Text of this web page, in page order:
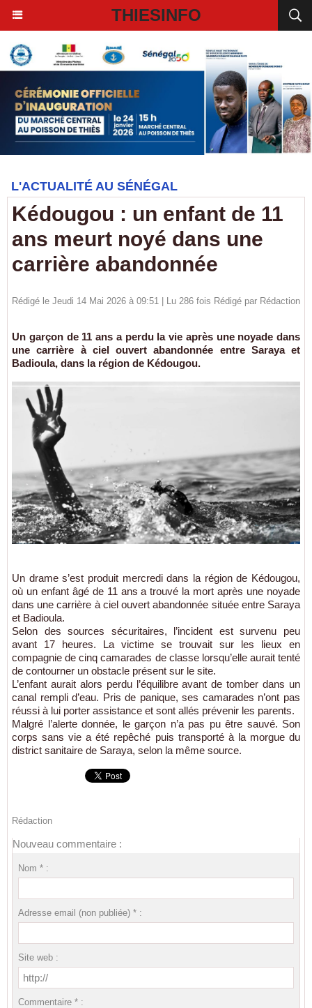
THIESINFO
L'ACTUALITÉ AU SÉNÉGAL
Kédougou : un enfant de 11
ans meurt noyé dans une
carrière abandonnée
Rédigé le Jeudi 14 Mai 2026 à 09:51 | Lu 286 fois Rédigé par Rédaction
Un garçon de 11 ans a perdu la vie après une noyade dans
une carrière à ciel ouvert abandonnée entre Saraya et
Badioula, dans la région de Kédougou.
Un drame s’est produit mercredi dans la région de Kédougou,
où un enfant âgé de 11 ans a trouvé la mort après une noyade
dans une carrière à ciel ouvert abandonnée située entre Saraya
et Badioula.
Selon des sources sécuritaires, l’incident est survenu peu
avant 17 heures. La victime se trouvait sur les lieux en
compagnie de cinq camarades de classe lorsqu’elle aurait tenté
de contourner un obstacle présent sur le site.
L’enfant aurait alors perdu l’équilibre avant de tomber dans un
canal rempli d’eau. Pris de panique, ses camarades n’ont pas
réussi à lui porter assistance et sont allés prévenir les parents.
Malgré l’alerte donnée, le garçon n’a pas pu être sauvé. Son
corps sans vie a été repêché puis transporté à la morgue du
district sanitaire de Saraya, selon la même source.
Rédaction
Nouveau commentaire :
Nom * :
Adresse email (non publiée) * :
Site web :
Commentaire * :